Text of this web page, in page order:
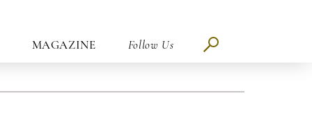
MAGAZINE Follow Us